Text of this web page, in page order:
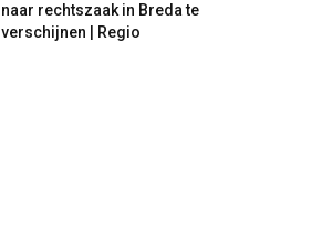
naar rechtszaak in Breda te
verschijnen | Regio